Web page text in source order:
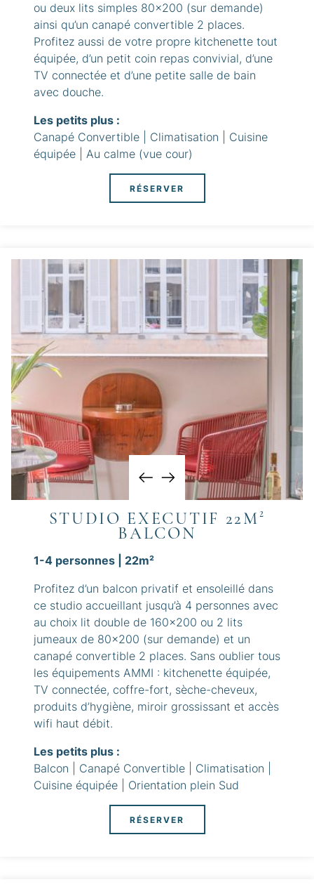
ou deux lits simples 80x200 (sur demande)
ainsi qu’un canapé convertible 2 places.
Profitez aussi de votre propre kitchenette tout
équipée, d’un petit coin repas convivial, d’une
TV connectée et d’une petite salle de bain
avec douche.
Les petits plus :
Canapé Convertible | Climatisation | Cuisine
équipée | Au calme (vue cour)
RÉSERVER
STUDIO EXÉCUTIF 22M²
BALCON
1-4 personnes | 22m²
Profitez d’un balcon privatif et ensoleillé dans
ce studio accueillant jusqu’à 4 personnes avec
au choix lit double de 160x200 ou 2 lits
jumeaux de 80x200 (sur demande) et un
canapé convertible 2 places. Sans oublier tous
les équipements AMMI : kitchenette équipée,
TV connectée, coffre-fort, sèche-cheveux,
produits d’hygiène, miroir grossissant et accès
wifi haut débit.
Les petits plus :
Balcon | Canapé Convertible | Climatisation |
Cuisine équipée | Orientation plein Sud
RÉSERVER